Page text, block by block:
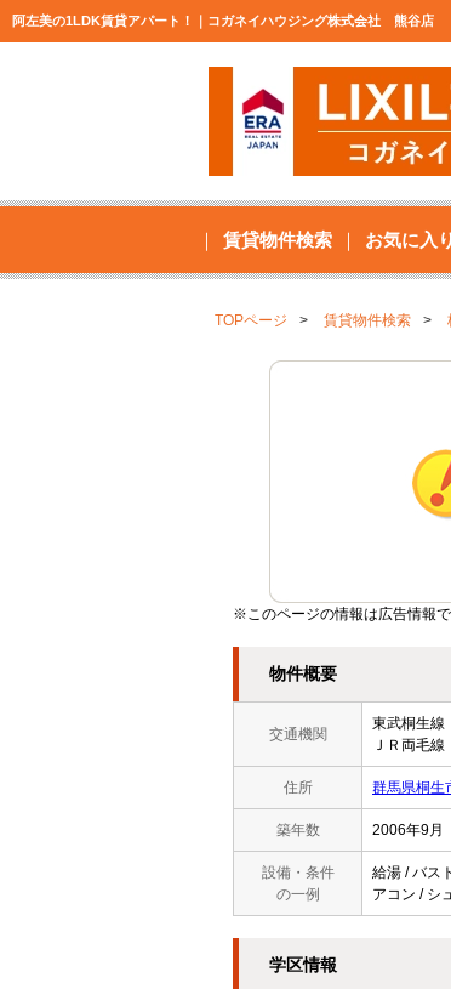
阿左美の1LDK賃貸アパート！｜コガネイハウジング株式会社 熊谷店
賃貸物件検索 お気に入
TOPページ 賃貸物件検索
※このページの情報は広告情報
物件概要
交通機関
東武桐生線
ＪＲ両毛
住所 群馬県桐生
築年数 2006年9月
設備・条件
の一例
給湯 / バス
アコン / シ
学区情報